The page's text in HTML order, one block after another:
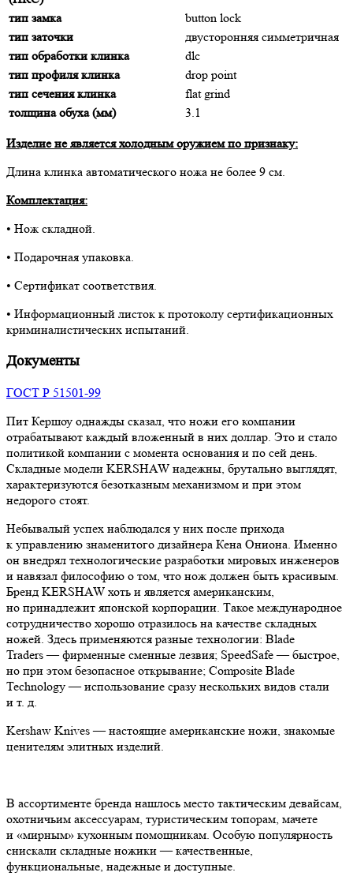
тип замка
button lock
тип заточки
двусторонняя симметричная
тип обработки клинка
dlc
тип профиля клинка
drop point
тип сечения клинка
flat grind
толщина обуха (мм)
3.1
Изделие не является холодным оружием по признаку:
Длина клинка автоматического ножа не более 9 см.
Комплектация:
• Нож складной.
• Подарочная упаковка.
• Сертификат соответствия.
• Информационный листок к протоколу сертификационных
криминалистических испытаний.
Документы
ГОСТ Р 51501-99
Пит Кершоу однажды сказал, что ножи его компании
отрабатывают каждый вложенный в них доллар. Это и стало
политикой компании с момента основания и по сей день.
Складные модели KERSHAW надежны, брутально выглядят,
характеризуются безотказным механизмом и при этом
недорого стоят.
Небывалый успех наблюдался у них после прихода
к управлению знаменитого дизайнера Кена Ониона. Именно
он внедрял технологические разработки мировых инженеров
и навязал философию о том, что нож должен быть красивым.
Бренд KERSHAW хоть и является американским,
но принадлежит японской корпорации. Такое международное
сотрудничество хорошо отразилось на качестве складных
ножей. Здесь применяются разные технологии: Blade
Traders — фирменные сменные лезвия; SpeedSafe — быстрое,
но при этом безопасное открывание; Composite Blade
Technology — использование сразу нескольких видов стали
и т. д.
Kershaw Knives — настоящие американские ножи, знакомые
ценителям элитных изделий.
В ассортименте бренда нашлось место тактическим девайсам,
охотничьим аксессуарам, туристическим топорам, мачете
и «мирным» кухонным помощникам. Особую популярность
снискали складные ножики — качественные,
функциональные, надежные и доступные.